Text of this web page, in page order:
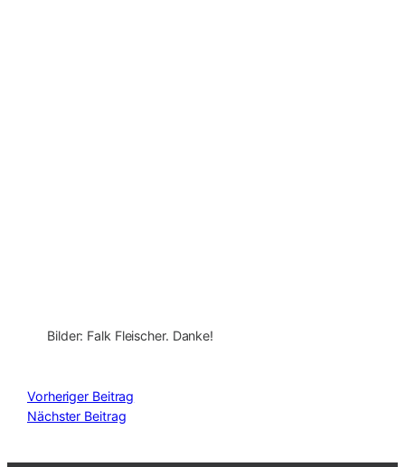
Bilder: Falk Fleischer. Danke!
Vorheriger Beitrag
Nächster Beitrag